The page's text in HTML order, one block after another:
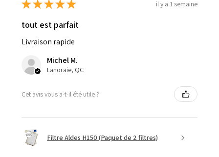
★★★★★ il y a 1 semaine
tout est parfait
Livraison rapide
Michel M.
Lanoraie, QC
Cet avis vous a-t-il été utile ?
Filtre Aldes H150 (Paquet de 2 filtres)